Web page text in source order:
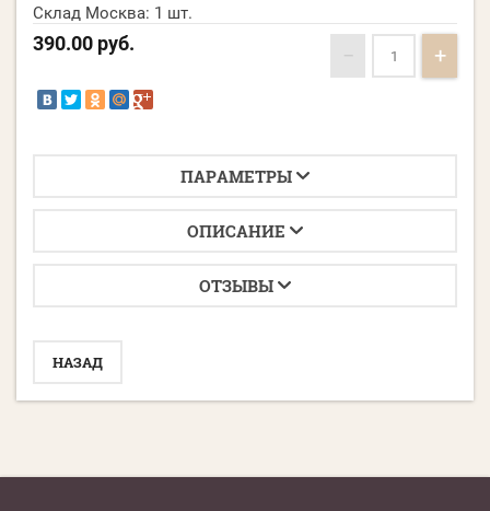
Склад Москва: 1 шт.
390.00 руб. − +
ПАРАМЕТРЫ
ОПИСАНИЕ
ОТЗЫВЫ
НАЗАД